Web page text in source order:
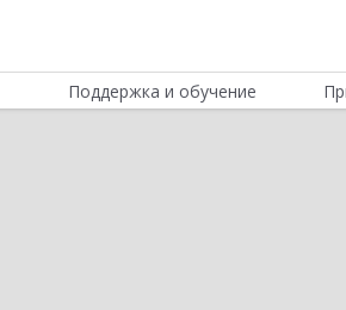
Поддержка и обучение